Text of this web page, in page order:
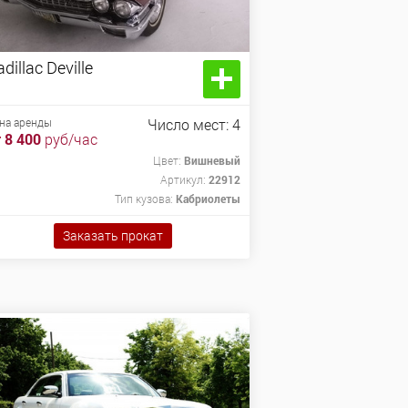
Deville
Число мест: 4
аренды
8 400 руб/час
Цвет: Вишневый
Артикул: 22912
Тип кузова: Кабриолеты
Заказать прокат
Deville
1962г.в.
Заказать прокат